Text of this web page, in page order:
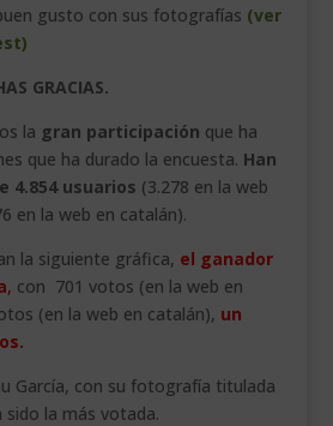
gusto con sus fotografías (ver
GRACIAS.
la gran participación que ha
que ha durado la encuesta. Han
4.854 usuarios (3.278 en la web
en la web en catalán).
la siguiente gráfica, el ganador
, con 701 votos (en la web en
(en la web en catalán), un
García, con su fotografía titulada
sido la más votada.